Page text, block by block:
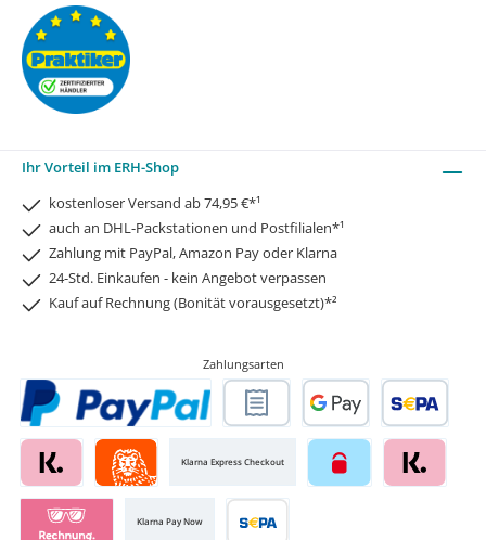
Ihr Vorteil im ERH-Shop
kostenloser Versand ab 74,95 €*¹
auch an DHL-Packstationen und Postfilialen*¹
Zahlung mit PayPal, Amazon Pay oder Klarna
24-Std. Einkaufen - kein Angebot verpassen
Kauf auf Rechnung (Bonität vorausgesetzt)*²
Zahlungsarten
Klarna Express Checkout
Klarna Pay Now